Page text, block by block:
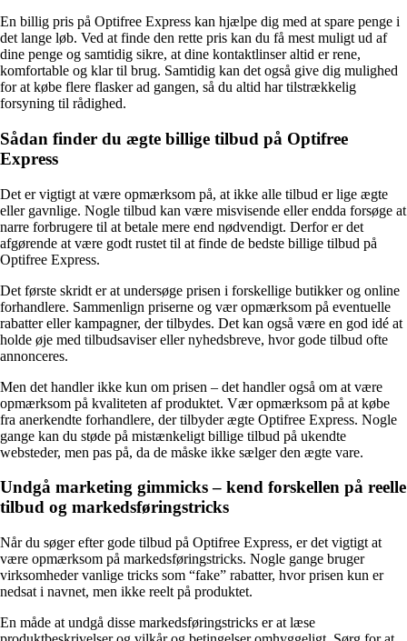
En billig pris på Optifree Express kan hjælpe dig med at spare penge i
det lange løb. Ved at finde den rette pris kan du få mest muligt ud af
dine penge og samtidig sikre, at dine kontaktlinser altid er rene,
komfortable og klar til brug. Samtidig kan det også give dig mulighed
for at købe flere flasker ad gangen, så du altid har tilstrækkelig
forsyning til rådighed.
Sådan finder du ægte billige tilbud på Optifree
Express
Det er vigtigt at være opmærksom på, at ikke alle tilbud er lige ægte
eller gavnlige. Nogle tilbud kan være misvisende eller endda forsøge at
narre forbrugere til at betale mere end nødvendigt. Derfor er det
afgørende at være godt rustet til at finde de bedste billige tilbud på
Optifree Express.
Det første skridt er at undersøge prisen i forskellige butikker og online
forhandlere. Sammenlign priserne og vær opmærksom på eventuelle
rabatter eller kampagner, der tilbydes. Det kan også være en god idé at
holde øje med tilbudsaviser eller nyhedsbreve, hvor gode tilbud ofte
annonceres.
Men det handler ikke kun om prisen – det handler også om at være
opmærksom på kvaliteten af produktet. Vær opmærksom på at købe
fra anerkendte forhandlere, der tilbyder ægte Optifree Express. Nogle
gange kan du støde på mistænkeligt billige tilbud på ukendte
websteder, men pas på, da de måske ikke sælger den ægte vare.
Undgå marketing gimmicks – kend forskellen på reelle
tilbud og markedsføringstricks
Når du søger efter gode tilbud på Optifree Express, er det vigtigt at
være opmærksom på markedsføringstricks. Nogle gange bruger
virksomheder vanlige tricks som “fake” rabatter, hvor prisen kun er
nedsat i navnet, men ikke reelt på produktet.
En måde at undgå disse markedsføringstricks er at læse